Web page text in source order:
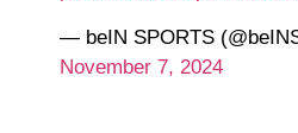
— beIN SPORTS
November 7, 2024